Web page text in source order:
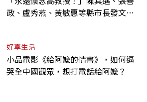
政、盧秀燕、黃敏惠等縣市長發文弔
好享生活
小品電影《給阿嬤的情書》，如何逼
哭全中國觀眾，想打電話給阿嬤？